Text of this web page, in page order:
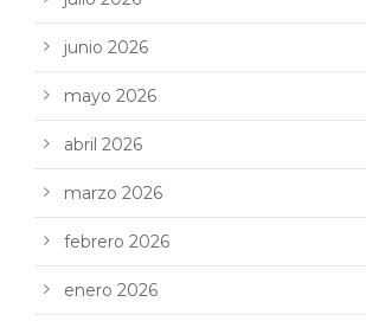
junio 2026
mayo 2026
abril 2026
marzo 2026
febrero 2026
enero 2026